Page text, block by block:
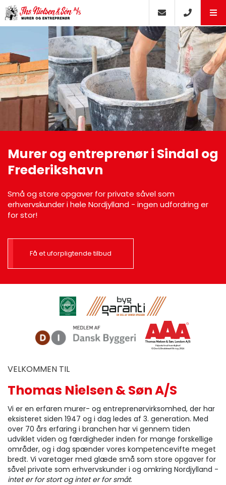
Murer og entreprenør i Sindal og
Frederikshavn
Små og store opgaver for private såvel som
erhvervskunder i hele Nordjylland - ingen udfordring er
for stor!
Få et uforpligtende tilbud
VELKOMMEN TIL
Thomas Nielsen & Søn A/S
Vi er en erfaren murer- og entreprenørvirksomhed, der har
eksisteret siden 1947 og i dag ledes af 3. generation. Med
over 70 års erfaring i branchen har vi gennem tiden
udviklet viden og færdigheder inden for mange forskellige
områder, og i dag spænder vores kompetencevifte meget
bredt. Vi varetager med glæde små som store opgaver for
såvel private som erhvervskunder i og omkring Nordjylland -
intet er for stort og intet er for småt.